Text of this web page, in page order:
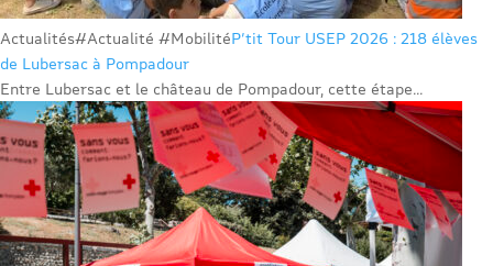
Actualités#Actualité #MobilitéP’tit Tour USEP 2026 : 218 élèves
de Lubersac à Pompadour
Entre Lubersac et le château de Pompadour, cette étape...